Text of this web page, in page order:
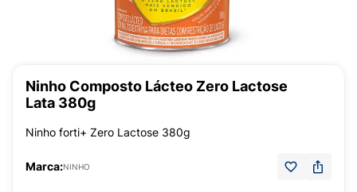
Ninho Composto Lácteo Zero Lactose
Lata 380g
Ninho forti+ Zero Lactose 380g
Marca:NINHO